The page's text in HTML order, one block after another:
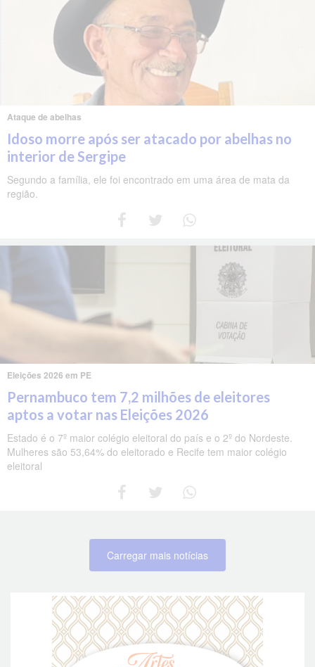
Ataque de abelhas
Idoso morre após ser atacado por abelhas no
interior de Sergipe
Segundo a família, ele foi encontrado em uma área de mata da
região.
Eleições 2026 em PE
Pernambuco tem 7,2 milhões de eleitores
aptos a votar nas Eleições 2026
Estado é o 7º maior colégio eleitoral do país e o 2º do Nordeste.
Mulheres são 53,64% do eleitorado e Recife tem maior colégio
eleitoral
Carregar mais notícias